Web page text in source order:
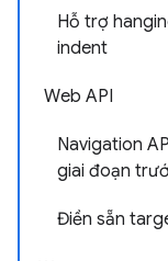
Hỗ trợ
indent
Web API
Navigation
giai đoạn
Điền sẵn